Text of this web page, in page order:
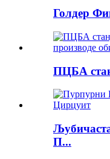
Голдер
ПЦБА
П...